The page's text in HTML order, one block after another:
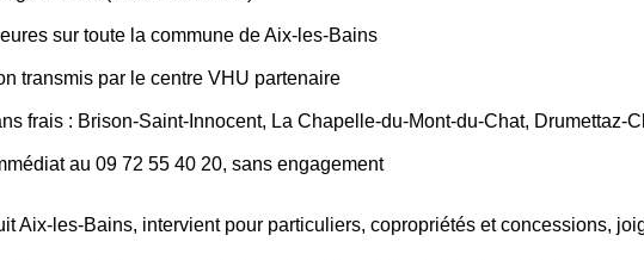
sur toute la commune de Aix-les-Bains
transmis par le centre VHU partenaire
frais : Brison-Saint-Innocent, La Chapelle-du-Mont-du-Chat, Drumettaz-
au 09 72 55 40 20, sans engagement
Aix-les-Bains, intervient pour particuliers, copropriétés et concessions,